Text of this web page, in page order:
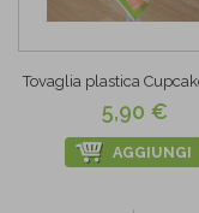
Tovaglia plastica
5,90 €
AGGIUNGI